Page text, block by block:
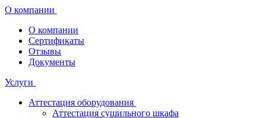
О компании
О компании
Сертификаты
Отзывы
Документы
Услуги
Аттестация оборудования
Аттестация сушильного шкафа